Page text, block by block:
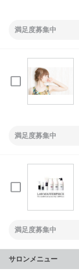
満足度募集中
満足度募集中
満足度募集中
サロンメニュー